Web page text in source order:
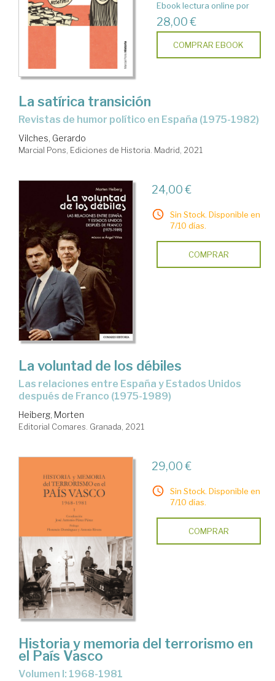
Ebook lectura online por
28,00 €
COMPRAR EBOOK
La satírica transición
revistas de humor político en España (1975-1982)
Vilches, Gerardo
Marcial Pons, Ediciones de Historia. Madrid, 2021
24,00 €
Sin Stock. Disponible en
7/10 días.
COMPRAR
La voluntad de los débiles
las relaciones entre España y Estados Unidos
después de Franco (1975-1989)
Heiberg, Morten
Editorial Comares. Granada, 2021
29,00 €
Sin Stock. Disponible en
7/10 días.
COMPRAR
Historia y memoria del terrorismo en
el País Vasco
Volumen I: 1968-1981